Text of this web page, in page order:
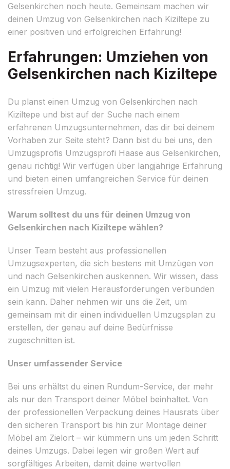
Gelsenkirchen noch heute. Gemeinsam machen wir
deinen Umzug von Gelsenkirchen nach Kiziltepe zu
einer positiven und erfolgreichen Erfahrung!
Erfahrungen: Umziehen von
Gelsenkirchen nach Kiziltepe
Du planst einen Umzug von Gelsenkirchen nach
Kiziltepe und bist auf der Suche nach einem
erfahrenen Umzugsunternehmen, das dir bei deinem
Vorhaben zur Seite steht? Dann bist du bei uns, den
Umzugsprofis Umzugsprofi Haase aus Gelsenkirchen,
genau richtig! Wir verfügen über langjährige Erfahrung
und bieten einen umfangreichen Service für deinen
stressfreien Umzug.
Warum solltest du uns für deinen Umzug von
Gelsenkirchen nach Kiziltepe wählen?
Unser Team besteht aus professionellen
Umzugsexperten, die sich bestens mit Umzügen von
und nach Gelsenkirchen auskennen. Wir wissen, dass
ein Umzug mit vielen Herausforderungen verbunden
sein kann. Daher nehmen wir uns die Zeit, um
gemeinsam mit dir einen individuellen Umzugsplan zu
erstellen, der genau auf deine Bedürfnisse
zugeschnitten ist.
Unser umfassender Service
Bei uns erhältst du einen Rundum-Service, der mehr
als nur den Transport deiner Möbel beinhaltet. Von
der professionellen Verpackung deines Hausrats über
den sicheren Transport bis hin zur Montage deiner
Möbel am Zielort – wir kümmern uns um jeden Schritt
deines Umzugs. Dabei legen wir großen Wert auf
sorgfältiges Arbeiten, damit deine wertvollen